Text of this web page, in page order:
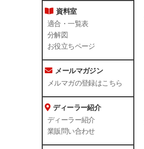
資料室
適合・一覧表
分解図
お役立ちページ
メールマガジン
メルマガの登録はこちら
ディーラー紹介
ディーラー紹介
業販問い合わせ